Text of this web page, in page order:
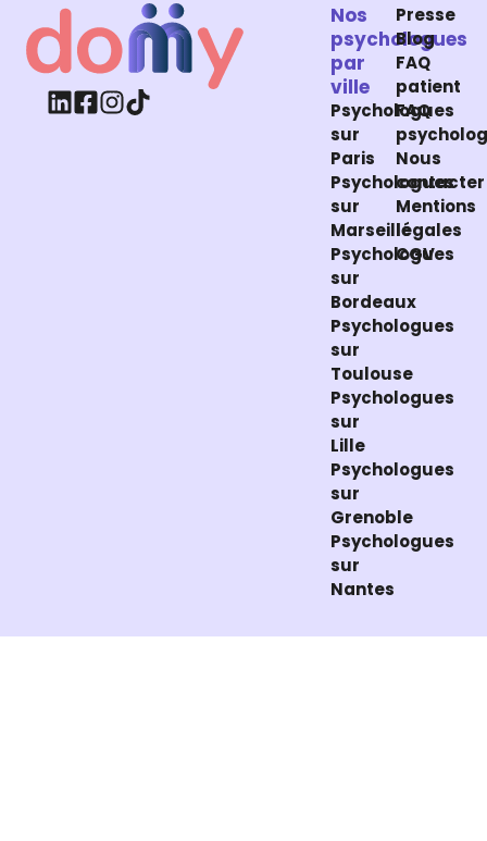
Nos
psychologues
par
ville
Psychologues
sur
Paris
Psychologues
sur
Marseille
Psychologues
sur
Bordeaux
Psychologues
sur
Toulouse
Psychologues
sur
Lille
Psychologues
sur
Grenoble
Psychologues
sur
Nantes
Presse
Blog
FAQ
patient
FAQ
Nous
contacter
Mentions
légales
CGV